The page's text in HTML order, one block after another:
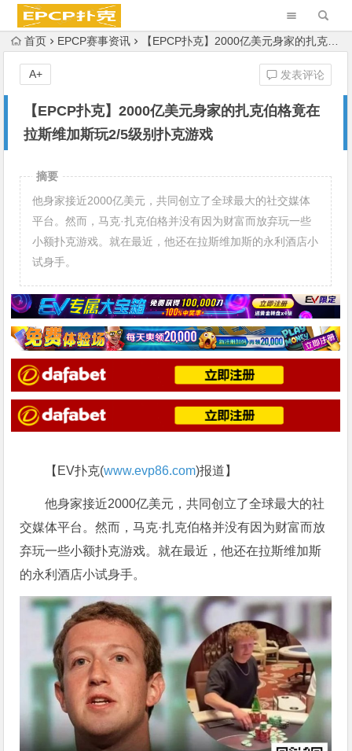
首页 EPCP赛事资讯 【EPCP扑克】2000亿美元身家的扎克伯格竟在拉斯维加斯玩2/5级别扑克游戏
【EPCP扑克】2000亿美元身家的扎克伯格竟在
拉斯维加斯玩2/5级别扑克游戏
发表评论
A+
摘要
他身家接近2000亿美元，共同创立了全球最大的社交媒体
平台。然而，马克·扎克伯格并没有因为财富而放弃玩一些
小额扑克游戏。就在最近，他还在拉斯维加斯的永利酒店小
试身手。
【EV扑克(www.evp86.com)报道】
他身家接近2000亿美元，共同创立了全球最大的社
交媒体平台。然而，马克·扎克伯格并没有因为财富而放
弃玩一些小额扑克游戏。就在最近，他还在拉斯维加斯
的永利酒店小试身手。